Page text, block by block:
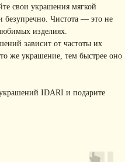
свои украшения мягкой
безупречно. Чистота — это не
изделиях.
зависит от частоты их
же украшение, тем быстрее оно
IDARI и подарите
сполитикой